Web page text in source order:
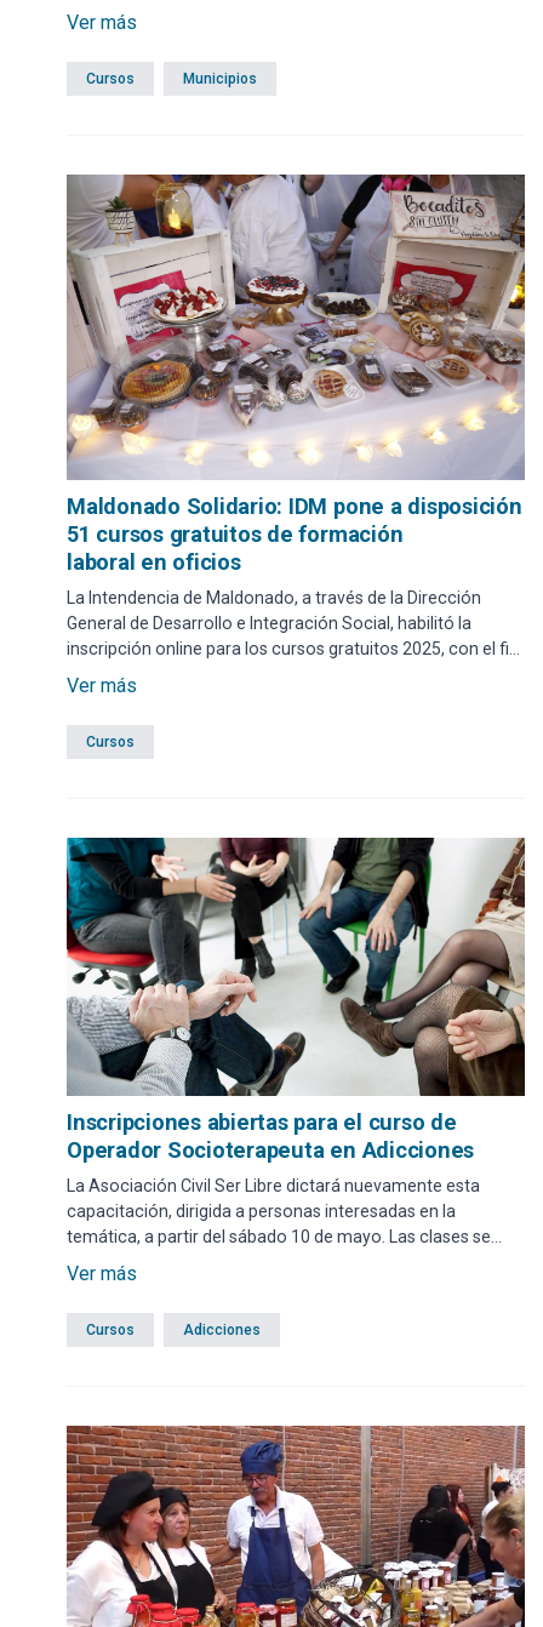
Ver más
Cursos Municipios
Maldonado Solidario: IDM pone a disposición
51 cursos gratuitos de formación
laboral en oficios
La Intendencia de Maldonado, a través de la Dirección
General de Desarrollo e Integración Social, habilitó la
inscripción online para los cursos gratuitos 2025, con el fin
de capacitar a la población en y brindar herramientas que
Ver más
Cursos
Inscripciones abiertas para el curso de
Operador Socioterapeuta en Adicciones
La Asociación Civil Ser Libre dictará nuevamente esta
capacitación, dirigida a personas interesadas en la
temática, a partir del sábado 10 de mayo. Las clases se
dictarán de 09 a 13. 30 horas en la oficina de la Dirección
de Adicciones de la IDM, ubicada en la Tribuna Sur, Puerta 3
del Estadio Domingo Burgeño Miguel (Campus).
Ver más
Cursos Adicciones